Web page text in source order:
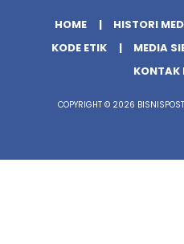
HOME HISTORI
KODE ETIK
MEDIA
KONTAK
COPYRIGHT © 2026